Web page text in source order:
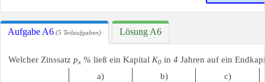
Aufgabe A6 (5 Teilaufgaben) Lösung A6
Welcher Zinssatz px % ließ ein Kapital K0 in 4 Jahren auf ein
a)
b)
c)